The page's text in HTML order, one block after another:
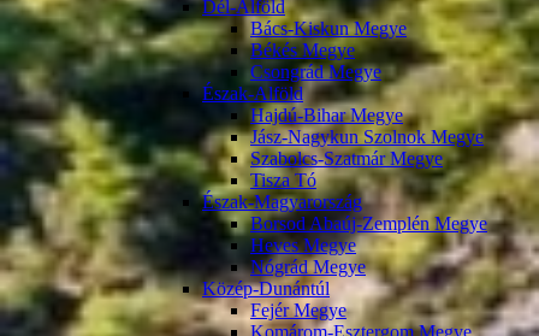
Dél-Alföld
Bács-Kiskun Megye
Békés Megye
Csongrád Megye
Észak-Alföld
Hajdú-Bihar Megye
Jász-Nagykun Szolnok Megye
Szabolcs-Szatmár Megye
Tisza Tó
Észak-Magyarország
Borsod Abaúj-Zemplén Megye
Heves Megye
Nógrád Megye
Közép-Dunántúl
Fejér Megye
Komárom-Esztergom Megye